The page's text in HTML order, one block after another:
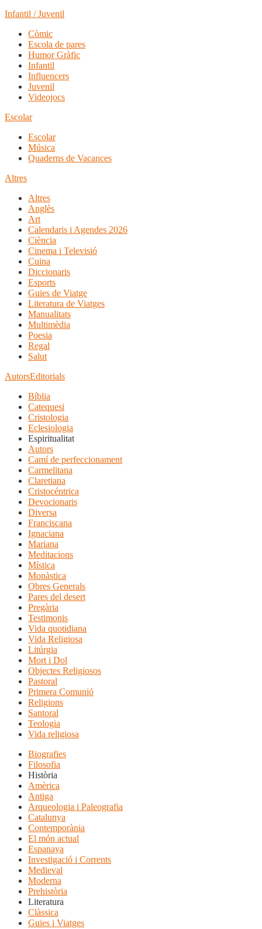
Infantil / Juvenil
Còmic
Escola de pares
Humor Gràfic
Infantil
Influencers
Juvenil
Videojocs
Escolar
Escolar
Música
Quaderns de Vacances
Altres
Altres
Anglès
Art
Calendaris i Agendes 2026
Ciència
Cinema i Televisió
Cuina
Diccionaris
Esports
Guies de Viatge
Literatura de Viatges
Manualitats
Multimèdia
Poesia
Regal
Salut
AutorsEditorials
Bíblia
Catequesi
Cristologia
Eclesiologia
Espiritualitat
Autors
Camí de perfeccionament
Carmelitana
Claretiana
Cristocéntrica
Devocionaris
Diversa
Franciscana
Ignaciana
Mariana
Meditacions
Mística
Monàstica
Obres Generals
Pares del desert
Pregària
Testimonis
Vida quotidiana
Vida Religiosa
Litúrgia
Mort i Dol
Objectes Religiosos
Pastoral
Primera Comunió
Religions
Santoral
Teologia
Vida religiosa
Biografies
Filosofia
Història
Amèrica
Antiga
Arqueologia i Paleografia
Catalunya
Contemporània
El món actual
Espanaya
Investigació i Corrents
Medieval
Moderna
Prehistòria
Literatura
Clàssica
Guies i Viatges